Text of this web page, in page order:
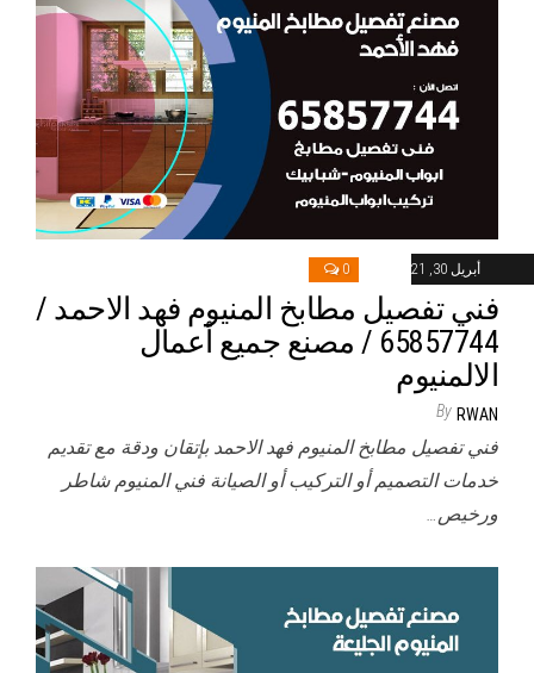
أبريل 30, 2021 0
فني تفصيل مطابخ المنيوم فهد الاحمد /
65857744 / مصنع جميع أعمال
الالمنيوم
By RWAN
فني تفصيل مطابخ المنيوم فهد الاحمد بإتقان ودقة مع تقديم
خدمات التصميم أو التركيب أو الصيانة فني المنيوم شاطر
ورخيص…